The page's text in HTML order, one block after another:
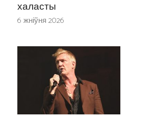
халасты
6 жніўня 2026